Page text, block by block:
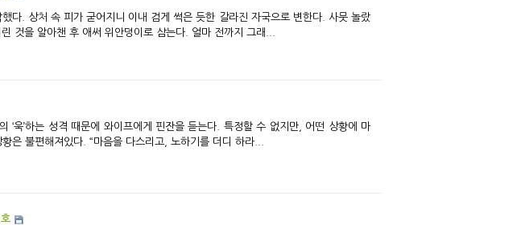
다. 상처 속 피가 굳어지니 이내 검게 썩은 듯한 갈라진 자국으로 변한다. 사뭇 놀랐
것을 알아챈 후 애써 위안덩이로 삼는다. 얼마 전까지 그래...
은 불편해져있다. “마음을 다스리고, 노하기를 더디 하라...